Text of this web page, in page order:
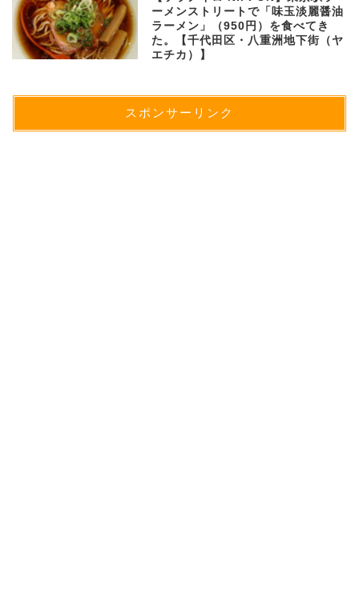
ーメンストリートで「味玉淡麗醤油
ラーメン」（950円）を食べてき
た。【千代田区・八重洲地下街（ヤ
エチカ）】
スポンサーリンク